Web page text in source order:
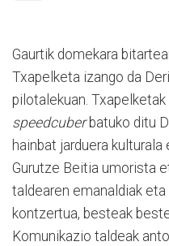
Gaurtik domekara
Txapelketa izango da
pilotalekuan.
speedcuberbatuko ditu
hainbat jarduera
Gurutze Beitia umorista
taldearen emanaldiak
kontzertua, besteak
Komunikazio taldeak